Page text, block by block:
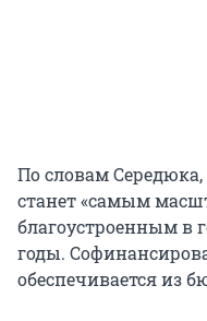
По словам
станет «самым
благоустроенным в
годы.
обеспечивается из